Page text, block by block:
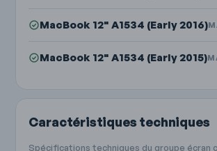
MacBook 12" A1534 (Early 2016)
MacBook 12" A1534 (Early 2015)
Caractéristiques techniques
Spécifications techniques du groupe écran